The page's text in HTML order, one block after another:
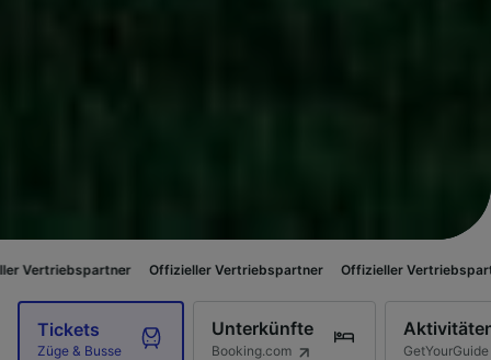
Offizieller Vertriebspartner Offizieller Vertriebspartner
Tickets
Züge & Busse
Unterkünfte
Booking.com GetYourGuide